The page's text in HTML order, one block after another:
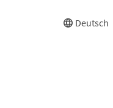
Deutsch